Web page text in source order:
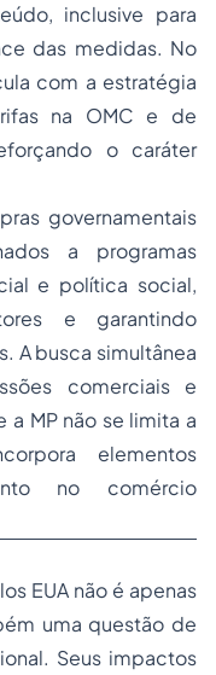
inclusive para
das medidas. No
com a estratégia
na OMC e de
o caráter
governamentais
a programas
e política social,
e garantindo
A busca simultânea
comerciais e
a MP não se limita a
elementos
no comércio
EUA não é apenas
uma questão de
Seus impactos